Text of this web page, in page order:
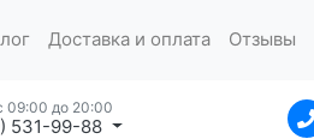
Доставка и оплата Отзывы
09:00 до 20:00
531-99-88